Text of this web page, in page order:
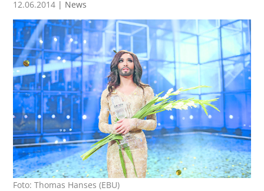
12.06.2014 | News
Foto: Thomas Hanses (EBU)